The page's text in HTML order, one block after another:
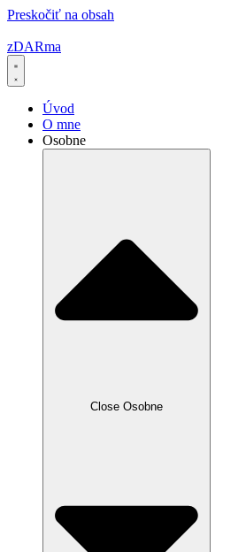
Preskočiť na obsah
zDARma
Úvod
O mne
Osobne
Close Osobne